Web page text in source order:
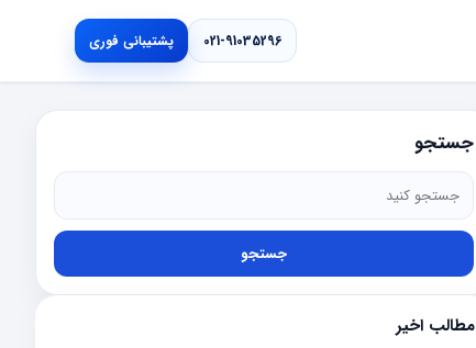
021-91035296 پشتیبانی فوری
جستجو
جستجو
مطالب اخیر